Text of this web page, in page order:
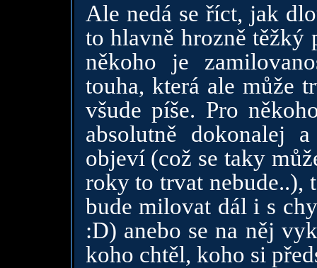
Ale nedá se říct, jak
to hlavně hrozně těžký
někoho je
touha, která ale může
všude píše. Pro
absolutně dokonalej
objeví (což se taky
roky to trvat nebude..),
bude milovat dál i s
:D) anebo se na něj
koho chtěl, koho si